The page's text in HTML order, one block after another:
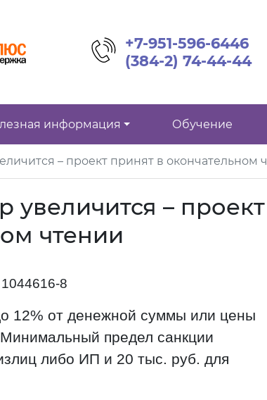
+7-951-596-6446
(384-2) 74-44-44
информация Обучение
– проект принят в окончательном
увеличится – проект
чтении
8
12% от денежной суммы или цены
предел санкции
либо ИП и 20 тыс. руб. для